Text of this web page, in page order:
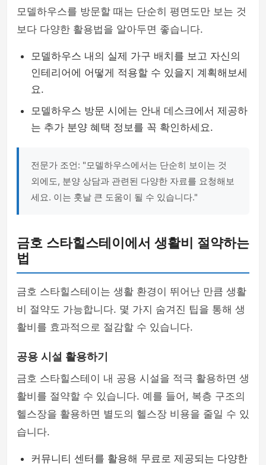
모델하우스를 방문할 때는 단순히 평면도만 보는 것
보다 다양한 활용법을 알아두면 좋습니다.
모델하우스 내의 실제 가구 배치를 보고 자신의
인테리어에 어떻게 적용할 수 있을지 계획해보세
요.
모델하우스 방문 시에는 안내 데스크에서 제공하
는 추가 분양 혜택 정보를 꼭 확인하세요.
전문가 조언: "모델하우스에서는 단순히 보이는 것
외에도, 분양 상담과 관련된 다양한 자료를 요청해보
세요. 이는 훗날 큰 도움이 될 수 있습니다."
금호 스타힐스테이에서 생활비 절약하는
법
금호 스타힐스테이는 생활 환경이 뛰어난 만큼 생활
비 절약도 가능합니다. 몇 가지 숨겨진 팁을 통해 생
활비를 효과적으로 절감할 수 있습니다.
공용 시설 활용하기
금호 스타힐스테이 내 공용 시설을 적극 활용하면 생
활비를 절약할 수 있습니다. 예를 들어, 복층 구조의
헬스장을 활용하면 별도의 헬스장 비용을 줄일 수 있
습니다.
커뮤니티 센터를 활용해 무료로 제공되는 다양한